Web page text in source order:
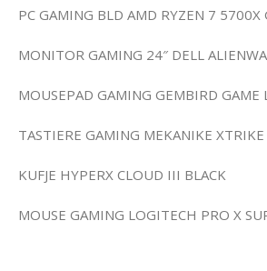
PC GAMING BLD AMD RYZEN 7
MONITOR GAMING 24″ DELL
MOUSEPAD GAMING GEMBIRD
TASTIERE GAMING MEKANIKE
KUFJE HYPERX CLOUD III BLACK
MOUSE GAMING LOGITECH PRO X